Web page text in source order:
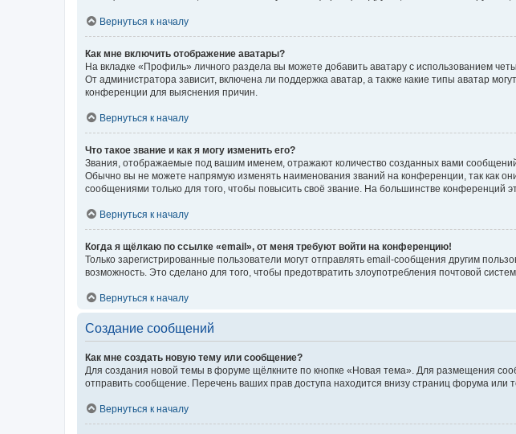
Вернуться к началу
Как мне включить отображение аватары?
На вкладке «Профиль» личного раздела вы можете добавить аватару с использованием
От администратора зависит, включена ли поддержка аватар, а также какие типы аватар
конференции для выяснения причин.
Вернуться к началу
Что такое звание и как я могу изменить его?
Звания, отображаемые под вашим именем, отражают количество созданных вами
Обычно вы не можете напрямую изменять наименования званий на конференции, так как
сообщениями только для того, чтобы повысить своё звание. На большинстве конференций
Вернуться к началу
Когда я щёлкаю по ссылке «email», от меня требуют войти на конференцию!
Только зарегистрированные пользователи могут отправлять email-сообщения другим
возможность. Это сделано для того, чтобы предотвратить злоупотребления почтовой
Вернуться к началу
Создание сообщений
Как мне создать новую тему или сообщение?
Для создания новой темы в форуме щёлкните по кнопке «Новая тема». Для размещения
отправить сообщение. Перечень ваших прав доступа находится внизу страниц форума
Вернуться к началу